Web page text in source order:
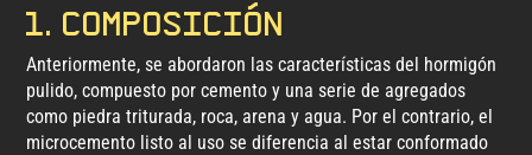
1. Composición
Anteriormente, se abordaron las características del hormigón
pulido, compuesto por cemento y una serie de agregados
como piedra triturada, roca, arena y agua. Por el contrario, el
microcemento listo al uso se diferencia al estar conformado